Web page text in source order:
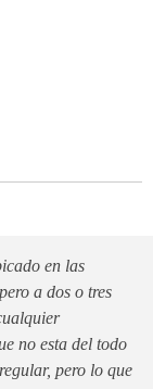
en las
a dos o tres
no esta del todo
pero lo que